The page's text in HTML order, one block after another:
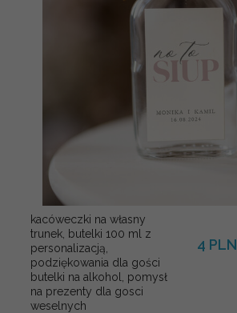
kacóweczki na własny
trunek, butelki 100 ml z
personalizacją,
podziękowania dla gości
butelki na alkohol, pomysł
na prezenty dla gosci
weselnych
4 PLN